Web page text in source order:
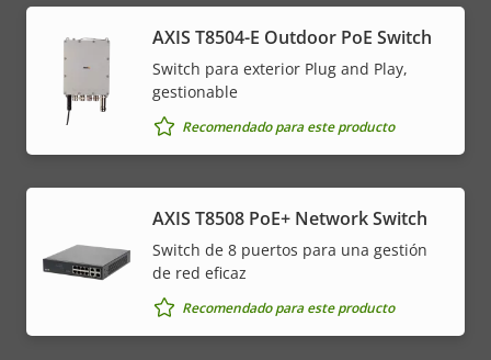
AXIS T8504-E Outdoor PoE Switch
Switch para exterior Plug and Play,
gestionable
Recomendado para este producto
AXIS T8508 PoE+ Network Switch
Switch de 8 puertos para una gestión
de red eficaz
Recomendado para este producto